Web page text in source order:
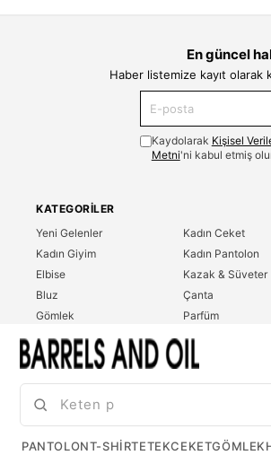
En güncel
Haber listemize kayıt olarak
Kaydolarak Kişisel
Metni'ni kabul etmiş
KATEGORILER
Yeni Gelenler
Kadın Giyim
Elbise
Bluz
Gömlek
T-Shirt
Sweatshirt
Kadın Ceket
Kadın Pantolon
Kazak & Süveter
Çanta
Parfüm
Erkek Giyim
PANTOLONT-SHIRTETEKCEKETGÖMLEK